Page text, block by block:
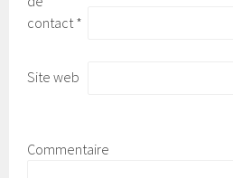
contact *
Site web
Commentaire